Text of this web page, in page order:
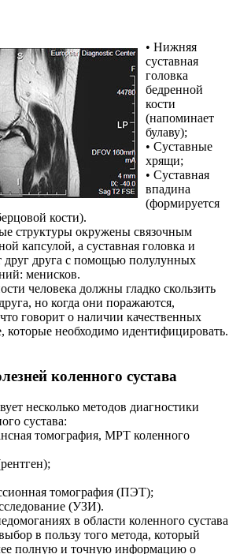
• Нижняя
суставная
головка
бедренной
кости
(напоминает
булаву);
• Суставные
хрящи;
• Суставная
впадина
(формируется
кости).
структуры окружены связочным
капсулой, а суставная головка и
друг друга с помощью полулунных
менисков.
человека должны гладко скользить
но когда они поражаются,
говорит о наличии качественных
которые необходимо идентифицировать.
коленного сустава
несколько методов диагностики
сустава:
томография, МРТ коленного
томография (ПЭТ);
(УЗИ).
в области коленного сустава
в пользу того метода, который
полную и точную информацию о